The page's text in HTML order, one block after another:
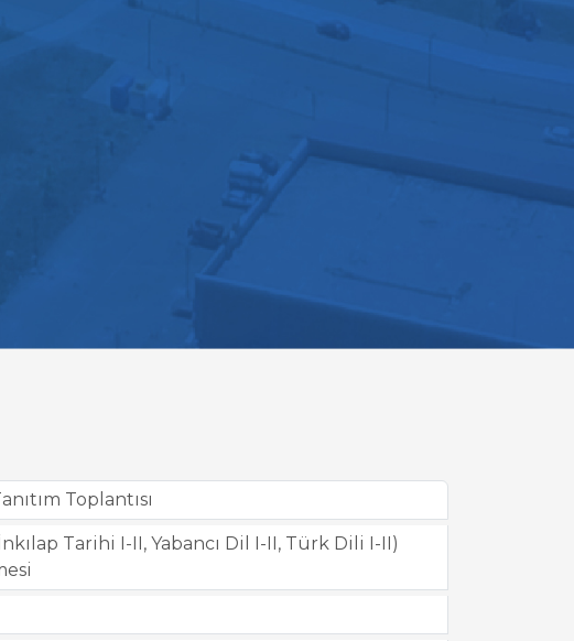
Toplantısı
Tarihi I-II, Yabancı Dil I-II, Türk Dili I-II)